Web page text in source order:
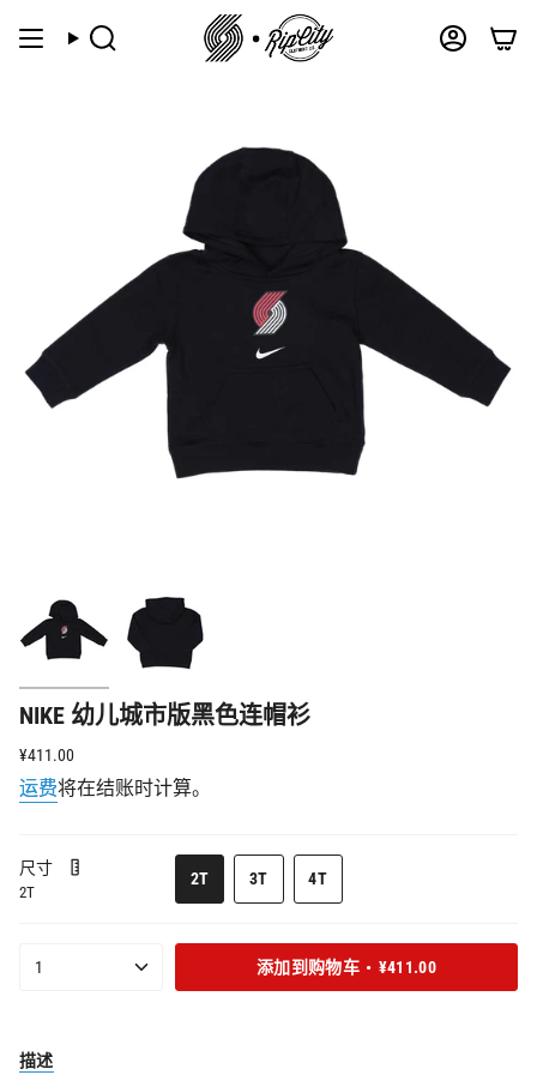
搜
帐
NIKE 幼儿城市版黑色连帽衫
正
常
价
¥411.00
运费将在结账时计算。
尺寸
2T
2T该
款
已
罄
3T该
款
已
售
罄
4T该
款
已
售
罄
{"in_cart_html"=>"购
<span
1 添加到购物车 ¥411.00
描述